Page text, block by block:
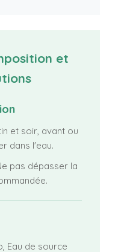
et
et soir, avant ou
dans l'eau.
pas dépasser la
Eau de source